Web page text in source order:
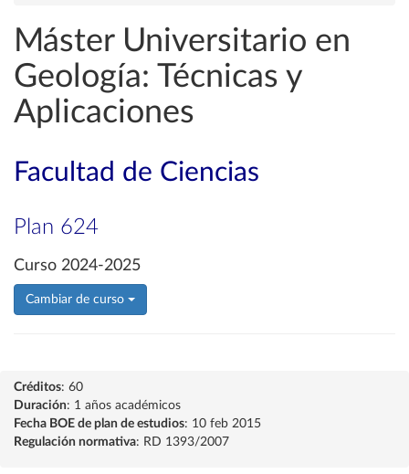
Máster Universitario en
Geología: Técnicas y
Aplicaciones
Facultad de Ciencias
Plan 624
Curso 2024-2025
Cambiar de curso
Créditos: 60
Duración: 1 años académicos
Fecha BOE de plan de estudios: 10 feb 2015
Regulación normativa: RD 1393/2007